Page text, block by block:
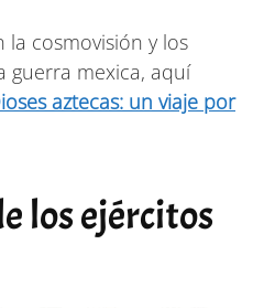
la cosmovisión y los
guerra mexica, aquí
aztecas: un viaje por
los ejércitos